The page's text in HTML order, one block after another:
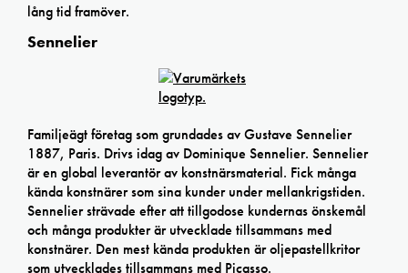
lång tid framöver.
Sennelier
Familjeägt företag som grundades av Gustave Sennelier
1887, Paris. Drivs idag av Dominique Sennelier. Sennelier
är en global leverantör av konstnärsmaterial. Fick många
kända konstnärer som sina kunder under mellankrigstiden.
Sennelier strävade efter att tillgodose kundernas önskemål
och många produkter är utvecklade tillsammans med
konstnärer. Den mest kända produkten är oljepastellkritor
som utvecklades tillsammans med Picasso.